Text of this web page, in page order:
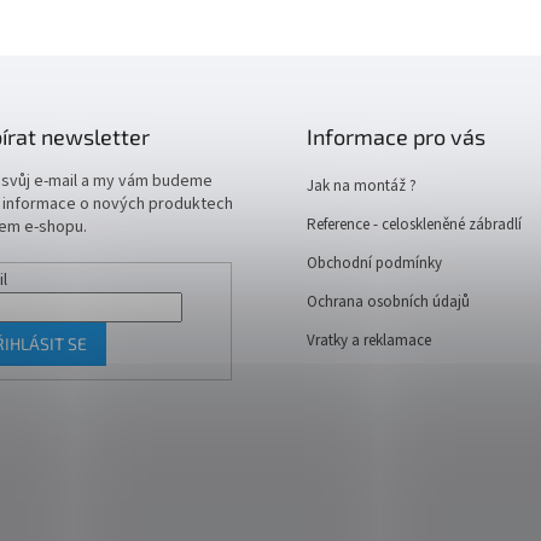
newsletter
e-mail a my vám budeme
o nových produktech
e-shopu.
SE
Informace pro vás
Jak na montáž ?
Reference - celoskleněné zábradlí
Obchodní podmínky
Ochrana osobních údajů
Vratky a reklamace